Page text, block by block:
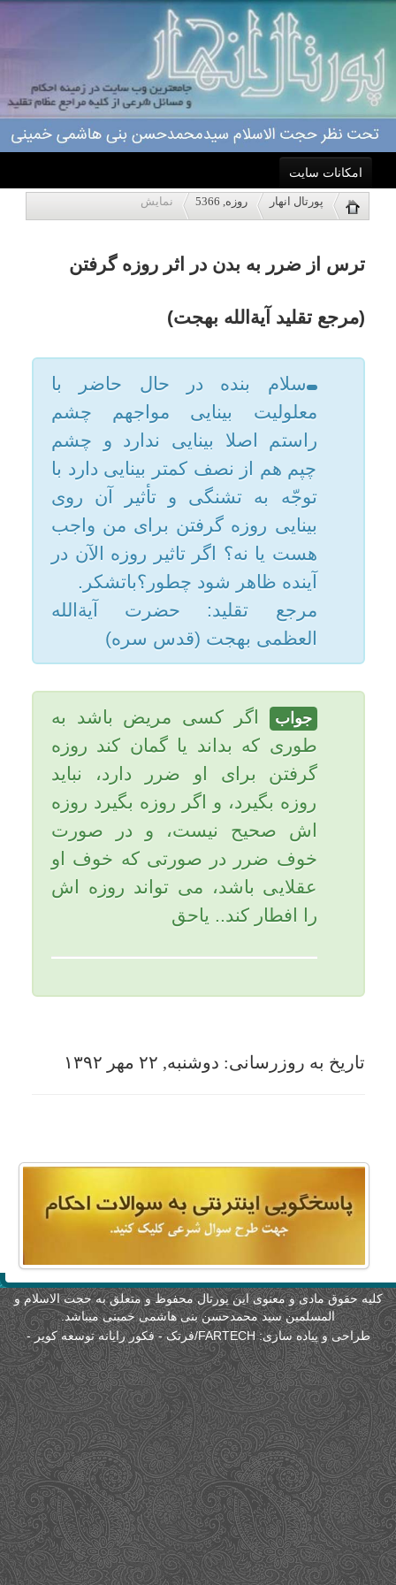
امکانات سایت
خانه
درباره ما
اعمال
پورتال انهار روزه, 5366 نمایش
(مرجع تقلید آیةالله بهجت)
سلام بنده در حال حاضر با
معلولیت بینایی مواجهم چشم
چپم هم از نصف کمتر بینایی دارد با
توجّه به تشنگی و تأثیر آن روی
آینده ظاهر شود چطور؟باتشکر.
مرجع تقلید: حضرت آیةالله
العظمی بهجت (قدس سره)
جواب
اگر كسى مريض باشد به
طورى كه بداند يا گمان كند روزه
گرفتن براى او ضرر دارد، نبايد
روزه بگيرد، و اگر روزه بگيرد روزه
اش صحيح نيست، و در صورت
خوف ضرر در صورتى كه خوف او
عقلايى باشد، مى تواند روزه اش
را افطار كند.. یاحق
تاریخ به روزرسانی: دوشنبه, ۲۲ مهر ۱۳۹۲
حقوق مادی و معنوی این پورتال محفوظ و متعلق به حجت الاسلام و
المسلمین سید محمدحسن بنی هاشمی خمینی میباشد.
طراحی و پیاده سازی:FARTECH/فرتک - فکور رایانه توسعه کویر -